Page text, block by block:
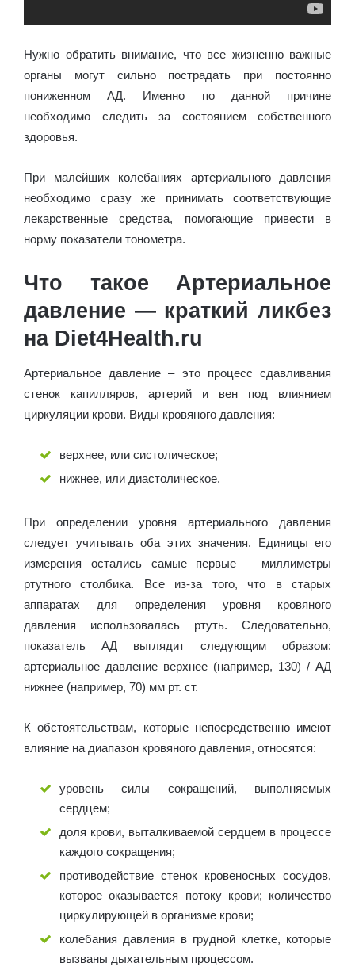
Нужно обратить внимание, что все жизненно важные
органы могут сильно пострадать при постоянно
пониженном АД. Именно по данной причине
необходимо следить за состоянием собственного
здоровья.
При малейших колебаниях артериального давления
необходимо сразу же принимать соответствующие
лекарственные средства, помогающие привести в
норму показатели тонометра.
Что такое Артериальное
давление — краткий ликбез
на Diet4Health.ru
Артериальное давление – это процесс сдавливания
стенок капилляров, артерий и вен под влиянием
циркуляции крови. Виды кровяного давления:
верхнее, или систолическое;
нижнее, или диастолическое.
При определении уровня артериального давления
следует учитывать оба этих значения. Единицы его
измерения остались самые первые – миллиметры
ртутного столбика. Все из-за того, что в старых
аппаратах для определения уровня кровяного
давления использовалась ртуть. Следовательно,
показатель АД выглядит следующим образом:
артериальное давление верхнее (например, 130) / АД
нижнее (например, 70) мм рт. ст.
К обстоятельствам, которые непосредственно имеют
влияние на диапазон кровяного давления, относятся:
уровень силы сокращений, выполняемых
сердцем;
доля крови, выталкиваемой сердцем в процессе
каждого сокращения;
противодействие стенок кровеносных сосудов,
которое оказывается потоку крови; количество
циркулирующей в организме крови;
колебания давления в грудной клетке, которые
вызваны дыхательным процессом.